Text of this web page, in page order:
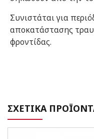
Συνιστάται για
αποκατάστασης
φροντίδας.
ΣΧΕΤΙΚΑ